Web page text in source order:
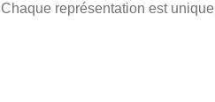
Chaque représentation est